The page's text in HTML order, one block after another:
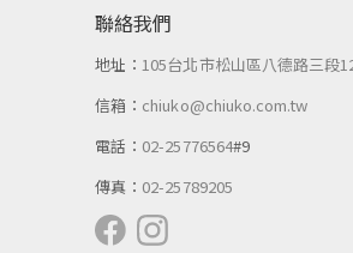
聯絡我們
地址：105台北市松山區八德路三段
信箱： chiuko@chiuko.com.tw
電話： 02-25776564#9
傳真： 02-25789205